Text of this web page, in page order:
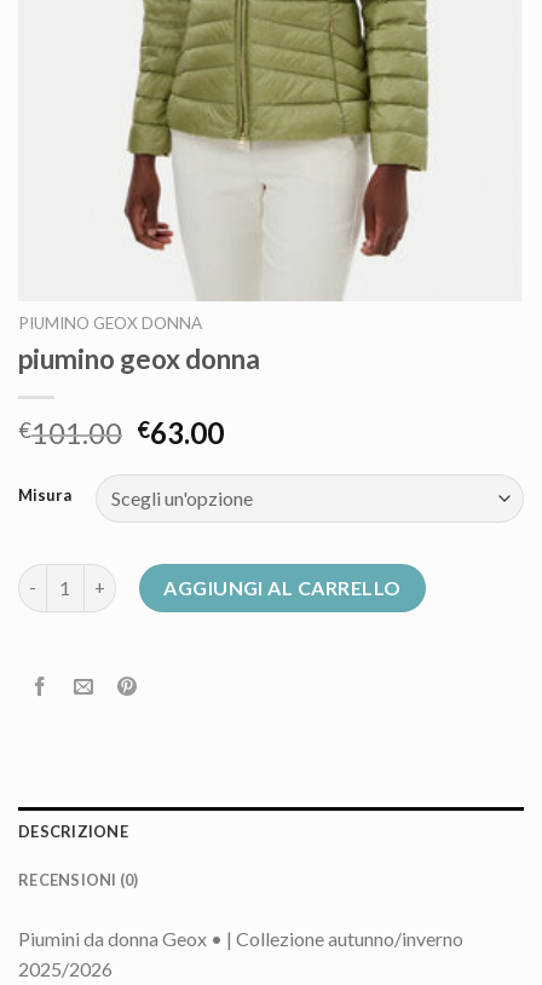
PIUMINO GEOX DONNA
piumino geox donna
€101.00 €63.00
Misura
piumino geox donna quantitàAGGIUNGI AL CARRELLO
DESCRIZIONE
RECENSIONI (0)
Piumini da donna Geox • | Collezione autunno/inverno
2025/2026